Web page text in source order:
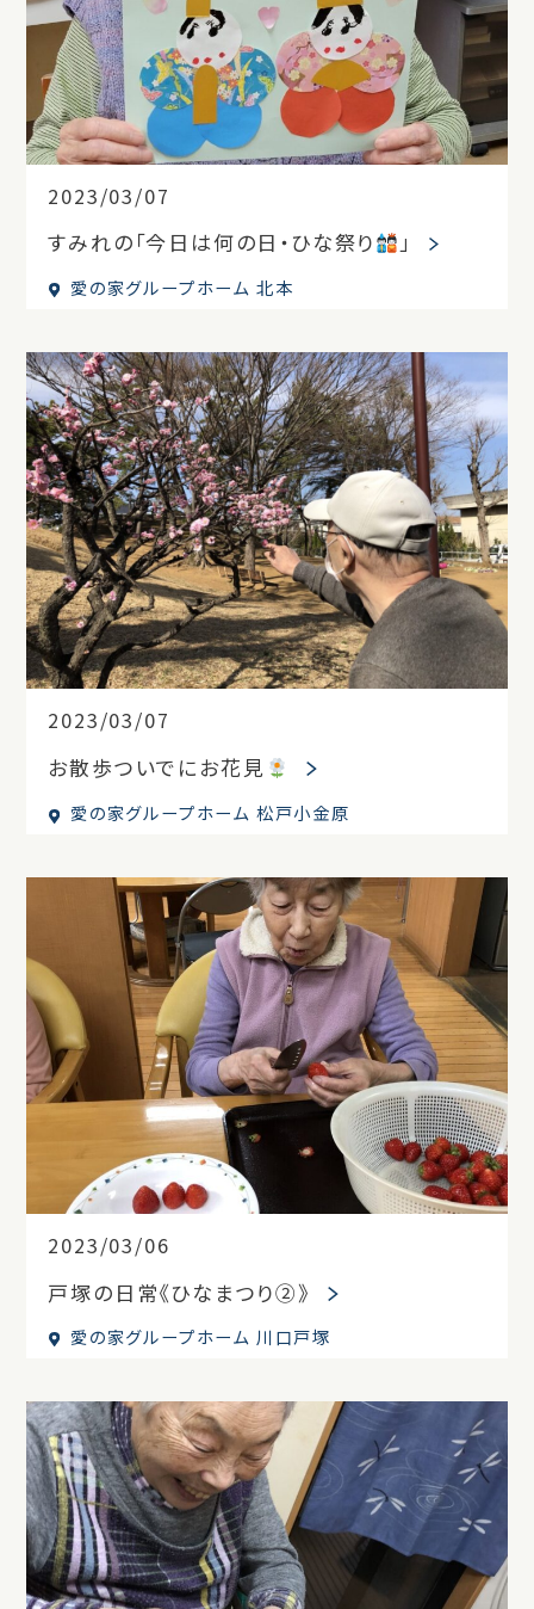
2023/03/07
すみれの「今日は何の日・ひな祭り 」
愛の家グループホーム 北本
2023/03/07
お散歩ついでにお花見
愛の家グループホーム 松戸小金原
2023/03/06
戸塚の日常《ひなまつり②》
愛の家グループホーム 川口戸塚